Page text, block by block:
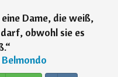
Dame, die weiß,
obwohl sie es
“